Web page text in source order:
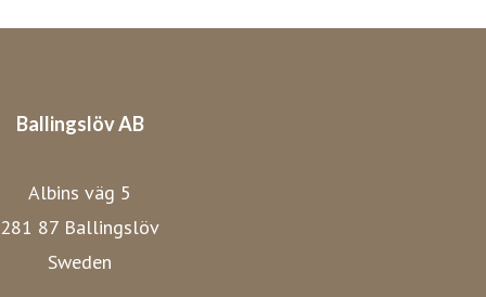
Ballingslöv AB
Albins väg 5
281 87 Ballingslöv
Sweden